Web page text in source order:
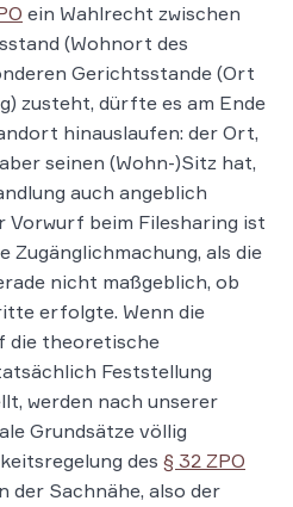
ein Wahlrecht zwischen
(Wohnort des
Gerichtsstande (Ort
zusteht, dürfte es am Ende
hinauslaufen: der Ort,
seinen (Wohn-)Sitz hat,
auch angeblich
Vorwurf beim Filesharing ist
als die
nicht maßgeblich, ob
erfolgte. Wenn die
die theoretische
Feststellung
werden nach unserer
Grundsätze völlig
des § 32 ZPO
der Sachnähe, also der